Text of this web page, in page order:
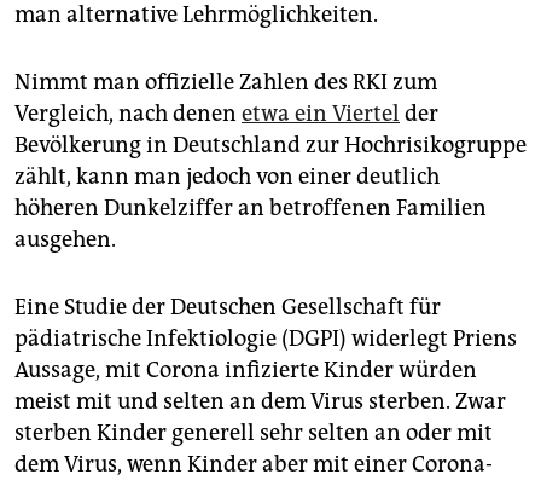
man alternative Lehrmöglichkeiten.
Nimmt man offizielle Zahlen des RKI zum
Vergleich, nach denen etwa ein Viertel der
Bevölkerung in Deutschland zur Hochrisikogruppe
zählt, kann man jedoch von einer deutlich
höheren Dunkelziffer an betroffenen Familien
ausgehen.
Eine Studie der Deutschen Gesellschaft für
pädiatrische Infektiologie (DGPI) widerlegt Priens
Aussage, mit Corona infizierte Kinder würden
meist mit und selten an dem Virus sterben. Zwar
sterben Kinder generell sehr selten an oder mit
dem Virus, wenn Kinder aber mit einer Corona-